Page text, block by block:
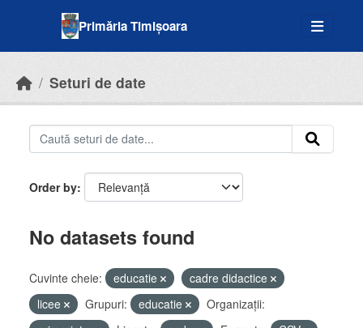
Primăria Timișoara
Seturi de date
Order by
No datasets found
Cuvinte cheie: educatie
cadre didactice
licee
Grupuri: educatie
Organizații: